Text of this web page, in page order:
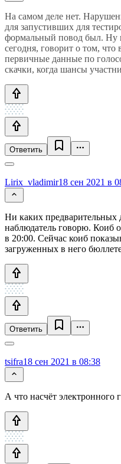
На самом деле нет.
для запустивших для
формальный повод был. Ну
сегодня, говорит о том,
первичные данные по
скачки, когда шансы
Ответить
Lirix_vladimir18 сен 2021 в
Ни каких предварительных
наблюдатель говорю. Коиб
в 20:00. Сейчас коиб
загруженных в него
Ответить
tsifra18 сен 2021 в 08:38
А что насчёт электронного